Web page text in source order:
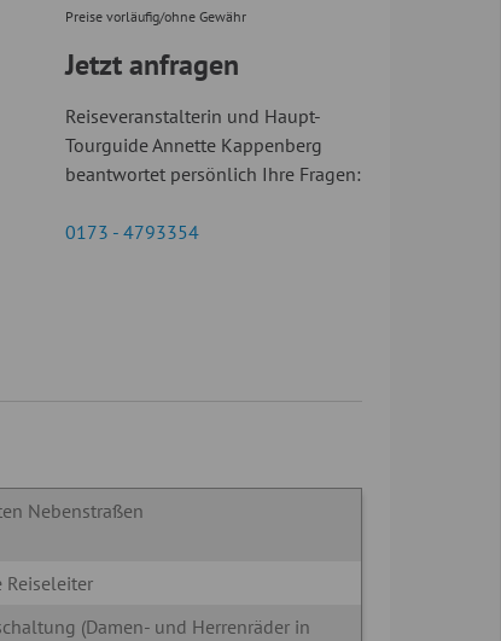
Preise vorläufig/ohne Gewähr
Jetzt anfragen
Reiseveranstalterin und Haupt-
Tourguide Annette Kappenberg
beantwortet persönlich Ihre Fragen:
0173 - 4793354
Nebenstraßen
(Damen- und Herrenräder in